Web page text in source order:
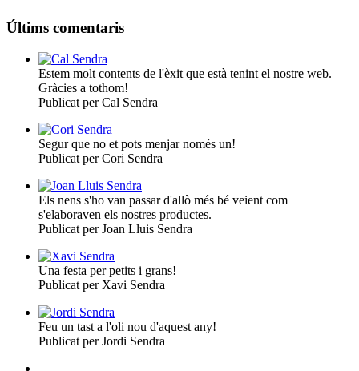
Últims comentaris
Estem molt contents de l'èxit que està tenint el nostre web.
Gràcies a tothom!
Publicat per Cal Sendra
Segur que no et pots menjar només un!
Publicat per Cori Sendra
Els nens s'ho van passar d'allò més bé veient com
s'elaboraven els nostres productes.
Publicat per Joan Lluis Sendra
Una festa per petits i grans!
Publicat per Xavi Sendra
Feu un tast a l'oli nou d'aquest any!
Publicat per Jordi Sendra